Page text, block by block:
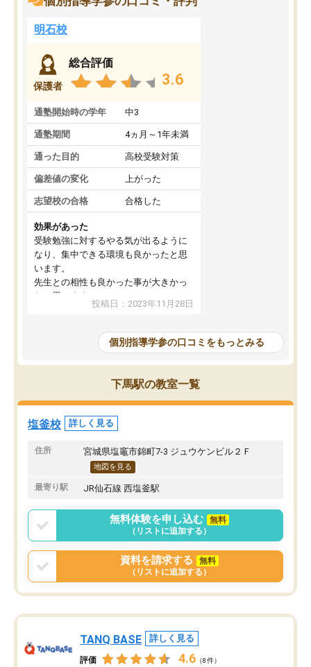
明石校
保護者
総合評価
3.6
通塾開始時の学年 中3
通塾期間 4ヵ月～1年未満
通った目的 高校受験対策
偏差値の変化 上がった
志望校の合格 合格した
効果があった
受験勉強に対するやる気が出るように
なり、集中できる環境も良かったと思
います。
先生との相性も良かった事が大きかっ
たと思います。
投稿日：2023年11月28日
個別指導学参の口コミをもっとみる
下馬駅の教室一覧
塩釜校 詳しく見る
住所 宮城県塩竈市錦町7-3 ジュウケンビル２Ｆ
地図を見る
最寄り駅 JR仙石線 西塩釜駅
無料体験を申し込む
無料
（リストに追加する）
資料を請求する
無料
（リストに追加する）
TANQ BASE 詳しく見る
評価 4.6 （8件）